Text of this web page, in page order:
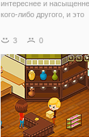
интереснее и
кого-либо другого, и это
Жизнь: Битва". Это
которыми мы уже
множество
3 0